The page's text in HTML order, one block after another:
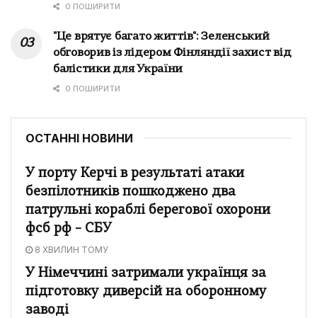
0 ПОШИРИТИ
"Це врятує багато життів": Зеленський
обговорив із лідером Фінляндії захист від
балістики для України
0 ПОШИРИТИ
ОСТАННІ НОВИНИ
У порту Керчі в результаті атаки
безпілотників пошкоджено два
патрульні кораблі берегової охорони
фсб рф – СБУ
8 ХВИЛИН ТОМУ
У Німеччині затримали українця за
підготовку диверсій на оборонному
заводі